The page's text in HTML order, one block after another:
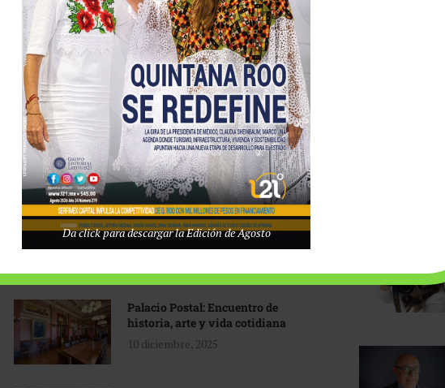
Tecnológico de Monterrey
3 agosto, 2026
Promoción turística con visión
1 abril, 2026
Industria global en
reconfiguración
31 marzo, 2026
Palacio Postal: Encuentro de
historia, arte y vida cotidiana
10 diciembre, 2025
Da click para descargar la Edición de Agosto